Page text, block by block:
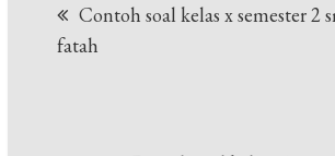
pos
Contoh soal kelas x semester 2
fatah